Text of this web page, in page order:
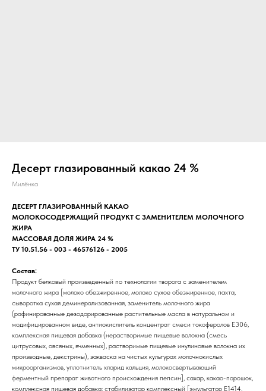
Десерт глазированный какао 24 %
Милёнка
ДЕСЕРТ ГЛАЗИРОВАННЫЙ КАКАО
МОЛОКОСОДЕРЖАЩИЙ ПРОДУКТ С ЗАМЕНИТЕЛЕМ МОЛОЧНОГО
ЖИРА
МАССОВАЯ ДОЛЯ ЖИРА 24 %
ТУ 10.51.56 - 003 - 46576126 - 2005
Состав:
Продукт белковый произведенный по технологии творога с заменителем
молочного жира [молоко обезжиренное, молоко сухое обезжиренное, пахта,
сыворотка сухая деминерализованная, заменитель молочного жира
(рафинированные дезодорированные растительные масла в натуральном и
модифицированном виде, антиокислитель концентрат смеси токоферолов Е306,
комплексная пищевая добавка (нерастворимые пищевые волокна (смесь
цитрусовых, овсяных, ячменных), растворимые пищевые инулиновые волокна их
производные, декстрины), закваска на чистых культурах молочнокислых
микроорганизмов, уплотнитель хлорид кальция, молокосвертывающий
ферментный препарат животного происхождения пепсин], сахар, какао-порошок,
комплексная пищевая добавка: стабилизатор комплексный [эмульгатор Е1414,